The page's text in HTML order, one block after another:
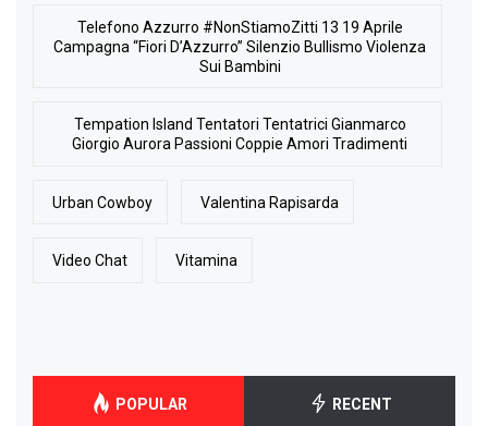
Telefono Azzurro #NonStiamoZitti 13 19 Aprile
Campagna “Fiori D’Azzurro” Silenzio Bullismo Violenza
Sui Bambini
Tempation Island Tentatori Tentatrici Gianmarco
Giorgio Aurora Passioni Coppie Amori Tradimenti
Urban Cowboy Valentina Rapisarda
Video Chat Vitamina
POPULAR RECENT